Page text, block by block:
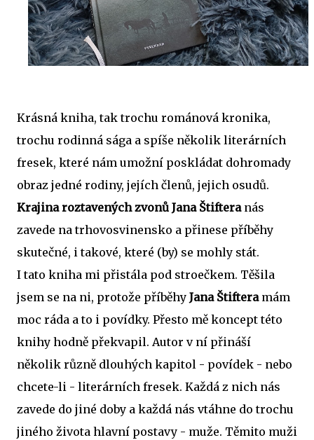
Krásná kniha, tak trochu románová kronika,
trochu rodinná sága a spíše několik literárních
fresek, které nám umožní poskládat dohromady
obraz jedné rodiny, jejích členů, jejich osudů.
Krajina roztavených zvonů Jana Štiftera nás
zavede na trhovosvinensko a přinese příběhy
skutečné, i takové, které (by) se mohly stát.
I tato kniha mi přistála pod stroečkem. Těšila
jsem se na ni, protože příběhy Jana Štifteramám
moc ráda a to i povídky. Přesto mě koncept této
knihy hodně překvapil. Autor v ní přináší
několik různě dlouhých kapitol - povídek - nebo
chcete-li - literárních fresek. Každá z nich nás
zavede do jiné doby a každá nás vtáhne do trochu
jiného života hlavní postavy - muže. Těmito muži